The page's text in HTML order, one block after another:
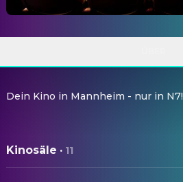
Dein Kino in Mannheim - nur in N7!
Kinosäle · 11